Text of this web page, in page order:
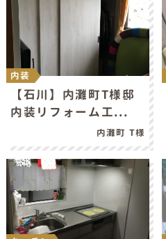
内装
【石川】内灘町T様邸
内装リフォーム工...
内灘町 T様